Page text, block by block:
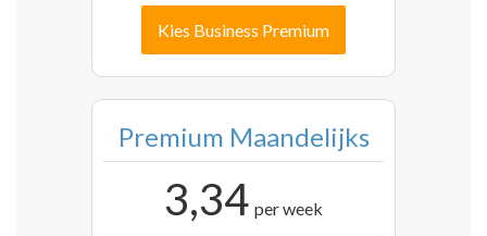
Kies Business Premium
Premium Maandelijks
3,34 per week